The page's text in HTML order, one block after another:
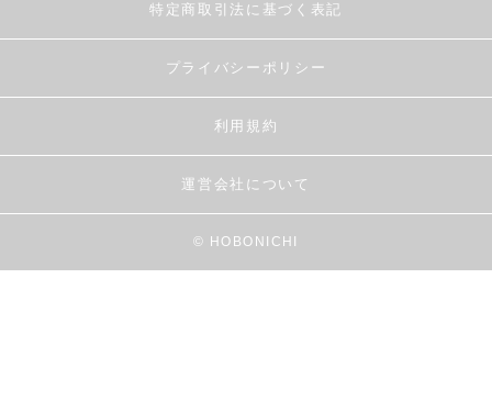
特定商取引法に基づく表記
プライバシーポリシー
利用規約
運営会社について
© HOBONICHI